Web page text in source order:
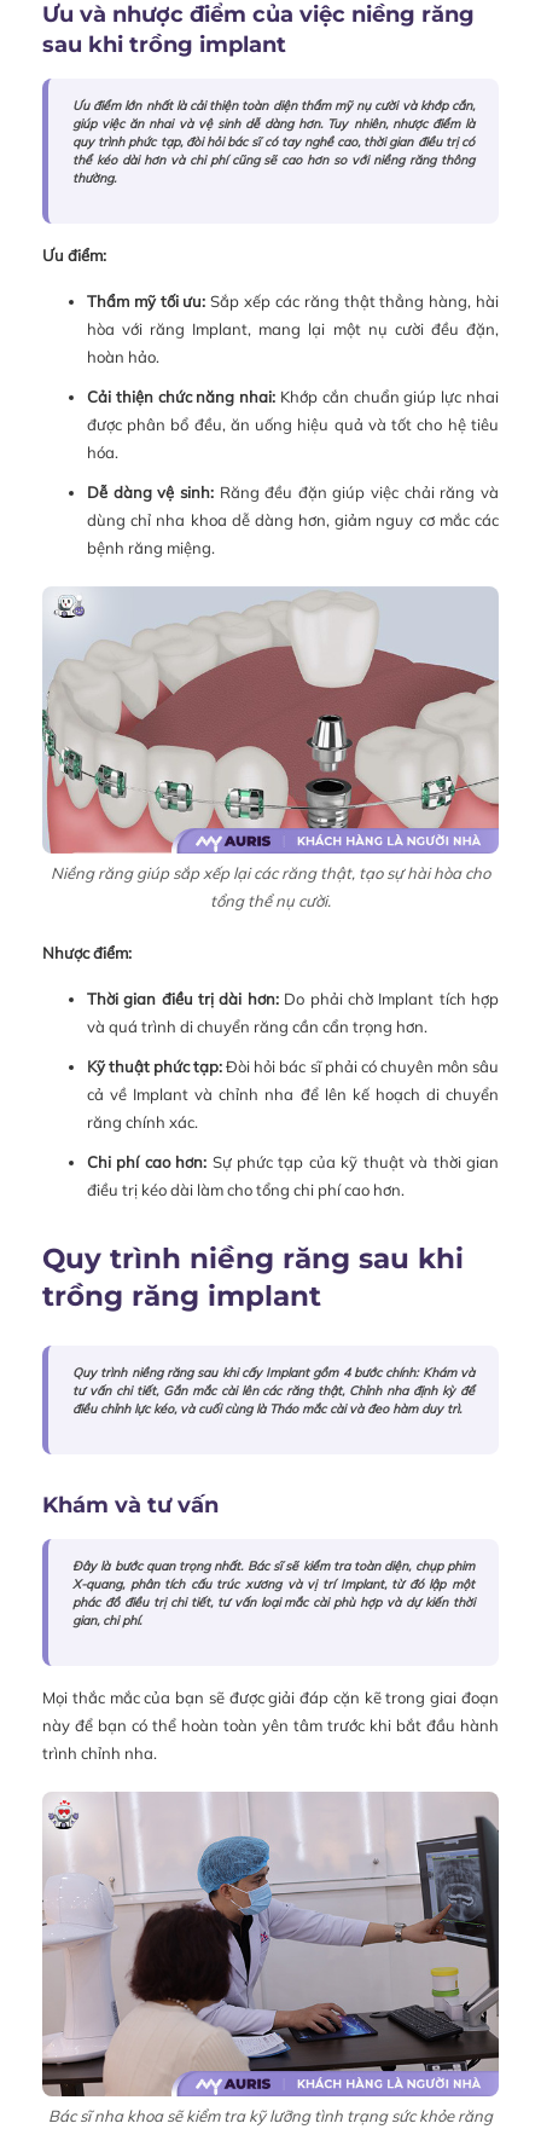
Ưu và nhược điểm của việc niềng răng
sau khi trồng implant
Ưu điểm lớn nhất là cải thiện toàn diện thẩm mỹ nụ cười và khớp cắn,
giúp việc ăn nhai và vệ sinh dễ dàng hơn. Tuy nhiên, nhược điểm là
quy trình phức tạp, đòi hỏi bác sĩ có tay nghề cao, thời gian điều trị có
thể kéo dài hơn và chi phí cũng sẽ cao hơn so với niềng răng thông
thường.
Ưu điểm:
Thẩm mỹ tối ưu: Sắp xếp các răng thật thẳng hàng, hài
hòa với răng Implant, mang lại một nụ cười đều đặn,
hoàn hảo.
Cải thiện chức năng nhai: Khớp cắn chuẩn giúp lực nhai
được phân bổ đều, ăn uống hiệu quả và tốt cho hệ tiêu
hóa.
Dễ dàng vệ sinh:Răng đều đặn giúp việc chải răng và
dùng chỉ nha khoa dễ dàng hơn, giảm nguy cơ mắc các
bệnh răng miệng.
Niềng răng giúp sắp xếp lại các răng thật, tạo sự hài hòa cho
tổng thể nụ cười.
Nhược điểm:
Thời gian điều trị dài hơn:Do phải chờ Implant tích hợp
và quá trình di chuyển răng cần cẩn trọng hơn.
Kỹ thuật phức tạp:Đòi hỏi bác sĩ phải có chuyên môn sâu
cả về Implant và chỉnh nha để lên kế hoạch di chuyển
răng chính xác.
Chi phí cao hơn: Sự phức tạp của kỹ thuật và thời gian
điều trị kéo dài làm cho tổng chi phí cao hơn.
Quy trình niềng răng sau khi
trồng răng implant
Quy trình niềng răng sau khi cấy Implant gồm 4 bước chính: Khám và
tư vấn chi tiết, Gắn mắc cài lên các răng thật, Chỉnh nha định kỳ để
điều chỉnh lực kéo, và cuối cùng là Tháo mắc cài và đeo hàm duy trì.
Khám và tư vấn
Đây là bước quan trọng nhất. Bác sĩ sẽ kiểm tra toàn diện, chụp phim
X-quang, phân tích cấu trúc xương và vị trí Implant, từ đó lập một
phác đồ điều trị chi tiết, tư vấn loại mắc cài phù hợp và dự kiến thời
gian, chi phí.
Mọi thắc mắc của bạn sẽ được giải đáp cặn kẽ trong giai đoạn
này để bạn có thể hoàn toàn yên tâm trước khi bắt đầu hành
trình chỉnh nha.
Bác sĩ nha khoa sẽ kiểm tra kỹ lưỡng tình trạng sức khỏe răng